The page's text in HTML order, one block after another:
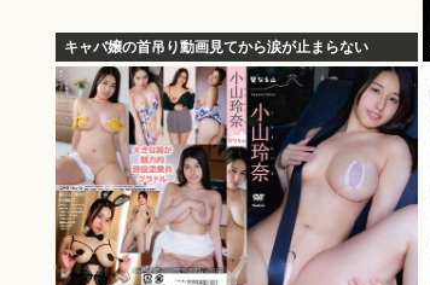
キャバ嬢の首吊り動画見てから涙が止まらない